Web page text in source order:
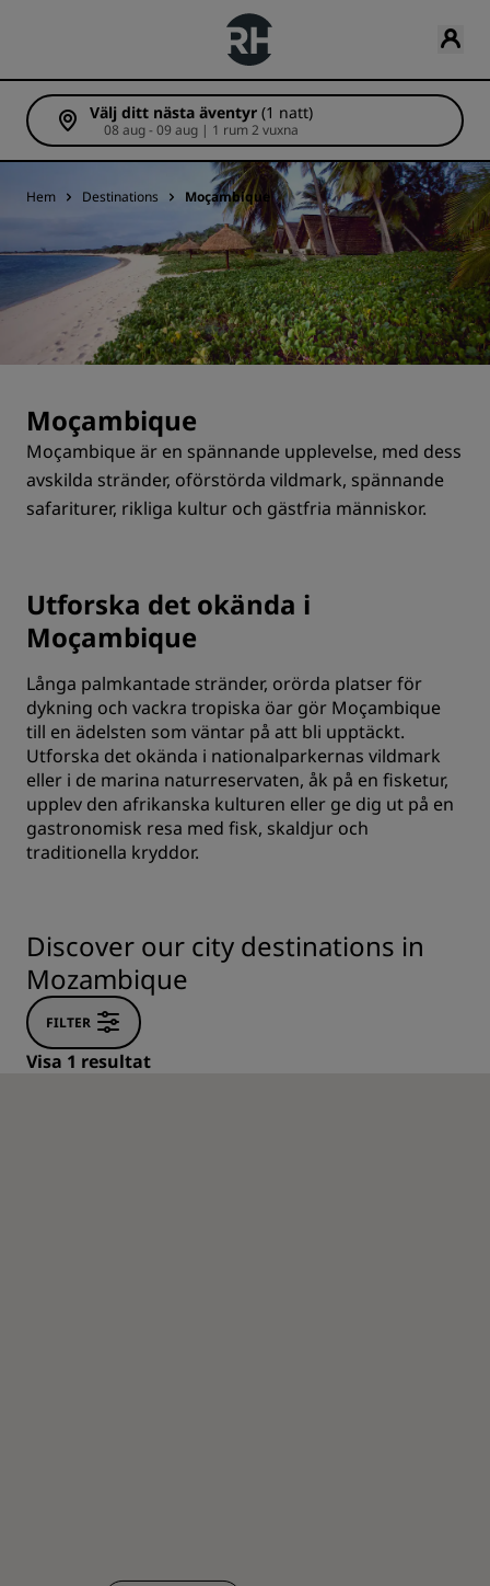
Välj ditt nästa äventyr (1 natt)
08 aug - 09 aug | 1 rum 2 vuxna
Hem Destinations Moçambique
Moçambique
Moçambique är en spännande upplevelse, med dess
avskilda stränder, oförstörda vildmark, spännande
safariturer, rikliga kultur och gästfria människor.
Utforska det okända i
Moçambique
Långa palmkantade stränder, orörda platser för
dykning och vackra tropiska öar gör Moçambique
till en ädelsten som väntar på att bli upptäckt.
Utforska det okända i nationalparkernas vildmark
eller i de marina naturreservaten, åk på en fisketur,
upplev den afrikanska kulturen eller ge dig ut på en
gastronomisk resa med fisk, skaldjur och
traditionella kryddor.
Discover our city destinations in
Mozambique
FILTER
Visa 1 resultat